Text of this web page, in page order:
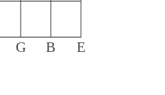
G B E